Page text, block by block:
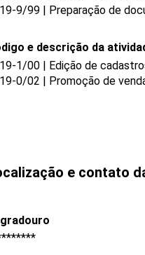
9/99 | Preparação de
e descrição da
1/00 | Edição de
0/02 | Promoção de
e contato